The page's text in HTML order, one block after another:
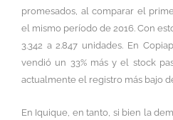
promesados, al comparar el
el mismo período de 2016. Con
3.342 a 2.847 unidades. En
vendió un 33% más y el stock
actualmente el registro más bajo
En Iquique, en tanto, si bien la